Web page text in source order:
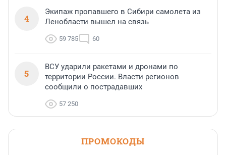
4
Экипаж пропавшего в Сибири самолета из
Ленобласти вышел на связь
59 785 60
5
ВСУ ударили ракетами и дронами по
территории России. Власти регионов
сообщили о пострадавших
57 250
ПРОМОКОДЫ